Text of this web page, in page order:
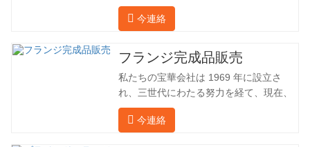
油田でフランジを加工し、間接的に外国
（ドイツ、ロシア）に輸出してきまし
社は海外の顧客と直接輸出入し、第三者
手数料を回避して、強力な製品品質と低
価格を確保したいと考えています。以下
の表はこの製品の情報です。以下に当社
の簡単な紹介をさせていただきます。 材
料 4130-75K 硬度 207-237 内径 57.76 外
今連絡
フランジ完成品販売
私たちの宝華会社は 1969 年に設立さ
れ、三世代にわたる努力を経て、現在、
敷地面積は 50,000 平方メートル、建築
面積は 25,000 平方メートルです。従業
今連絡